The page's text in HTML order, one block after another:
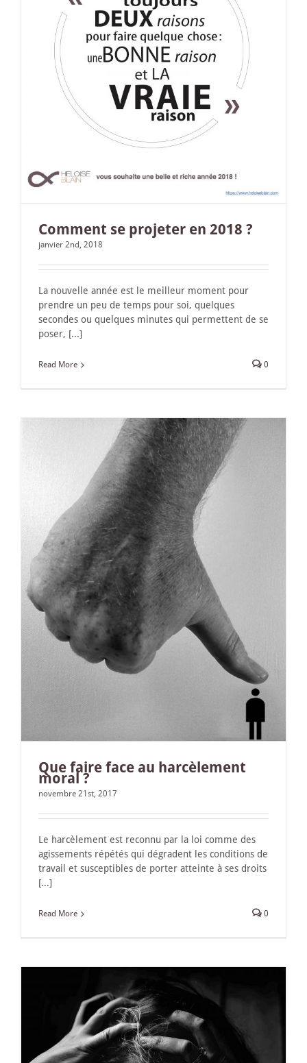
Comment se projeter en 2018 ?
janvier 2nd, 2018
La nouvelle année est le meilleur moment pour
prendre un peu de temps pour soi, quelques
secondes ou quelques minutes qui permettent de se
poser, [...]
Read More 0
Que faire face au harcèlement
moral ?
novembre 21st, 2017
Le harcèlement est reconnu par la loi comme des
agissements répétés qui dégradent les conditions de
travail et susceptibles de porter atteinte à ses droits
[...]
Read More 0